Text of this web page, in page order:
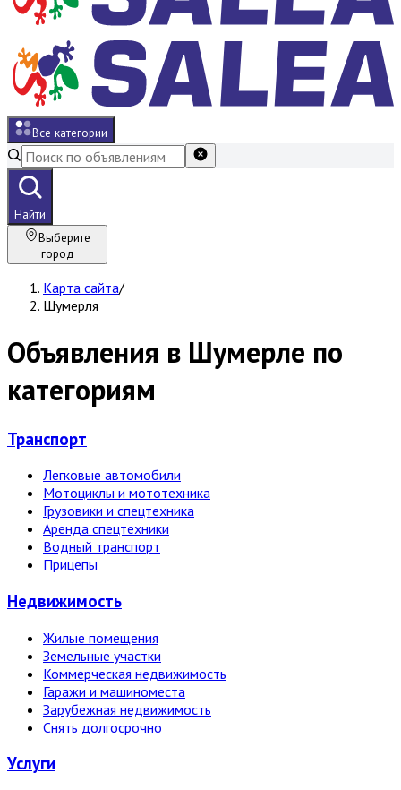
Все категории
Найти
Выберите
город
Карта сайта/
Шумерля
Объявления в Шумерле по
категориям
Транспорт
Легковые автомобили
Мотоциклы и мототехника
Грузовики и спецтехника
Аренда спецтехники
Водный транспорт
Прицепы
Недвижи­мость
Жилые помещения
Земельные участки
Коммерческая недвижимость
Гаражи и машиноместа
Зарубежная недвижимость
Снять долгосрочно
Услуги